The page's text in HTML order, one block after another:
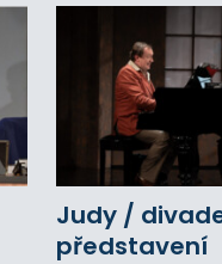
Judy /
představení